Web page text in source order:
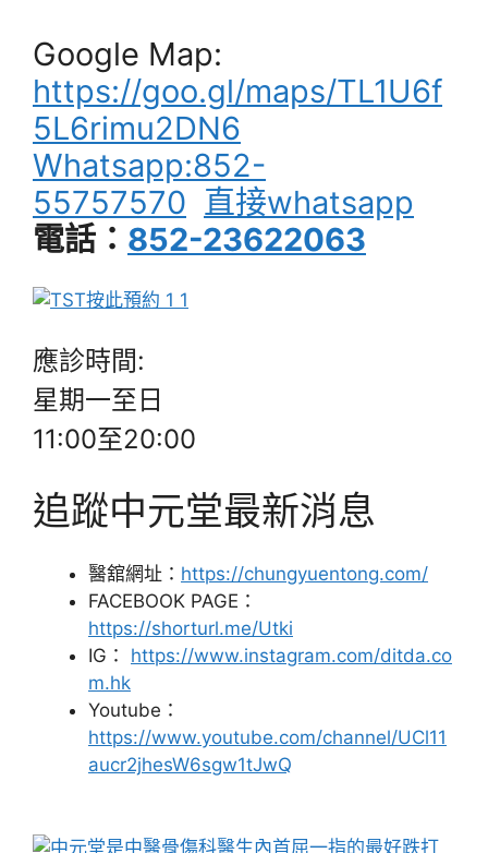
Google Map:
https://goo.gl/maps/TL1U6f
5L6rimu2DN6
Whatsapp:852-
55757570 直接whatsapp
電話： 852-23622063
應診時間:
星期一至日
11:00至20:00
追蹤中元堂最新消息
醫舘網址： https://chungyuentong.com/
FACEBOOK PAGE：
https://shorturl.me/Utki
IG： https://www.instagram.com/ditda.co
m.hk
Youtube：
https://www.youtube.com/channel/UCl11
aucr2jhesW6sgw1tJwQ